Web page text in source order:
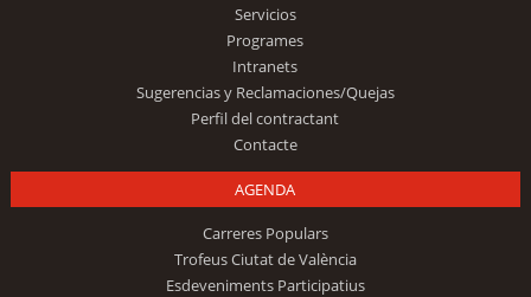
Servicios
Programes
Intranets
Sugerencias y Reclamaciones/Quejas
Perfil del contractant
Contacte
AGENDA
Carreres Populars
Trofeus Ciutat de València
Esdeveniments Participatius